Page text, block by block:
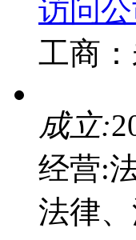
访问
工商：
成立:
经营:
法律